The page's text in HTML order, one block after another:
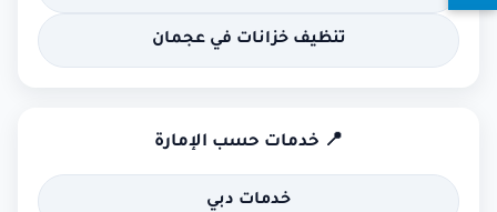
تنظيف خزانات في عجمان
📍 خدمات حسب الإمارة
خدمات دبي